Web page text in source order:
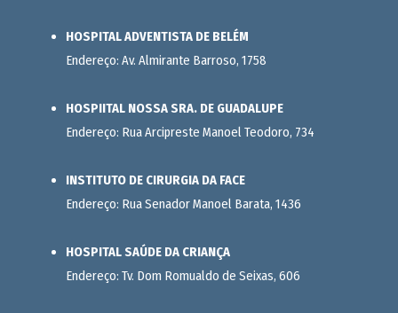
HOSPITAL ADVENTISTA DE BELÉM
Endereço: Av. Almirante Barroso, 1758
HOSPIITAL NOSSA SRA. DE GUADALUPE
Endereço: Rua Arcipreste Manoel Teodoro, 734
INSTITUTO DE CIRURGIA DA FACE
Endereço: Rua Senador Manoel Barata, 1436
HOSPITAL SAÚDE DA CRIANÇA
Endereço: Tv. Dom Romualdo de Seixas, 606